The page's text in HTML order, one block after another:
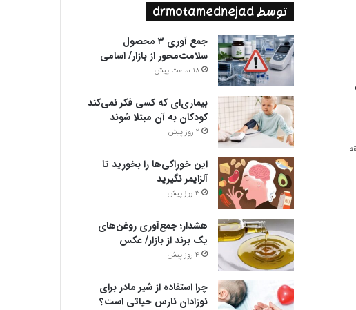
توسط drmotamednejad
جمع آوری ۳ محصول
سلامت‌محور از بازار/ اسامی
18 ساعت پیش
بیماری‌ای که کسی فکر نمی‌کند
کودکان به آن مبتلا شوند
2 روز پیش
این خوراکی‌ها را بخورید تا
آلزایمر نگیرید
3 روز پیش
هشدار؛ جمع‌آوری روغن‌های
یک برند از بازار/ عکس
4 روز پیش
چرا استفاده از شیر مادر برای
نوزادان نارس حیاتی است؟